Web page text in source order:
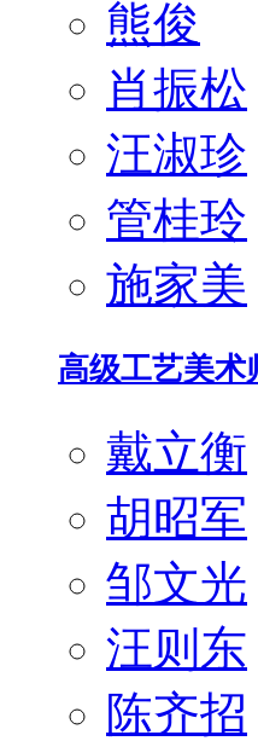
熊俊
肖振松
汪淑珍
管桂玲
施家美
高级工艺美术
戴立衡
胡昭军
邹文光
汪则东
陈齐招